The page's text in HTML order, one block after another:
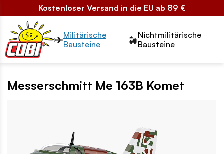
Kostenloser Versand in die EU ab 89 €
Przełącznik segmentów2
Militärische
Bausteine
Nichtmilitärische
Bausteine
Messerschmitt Me 163B Komet